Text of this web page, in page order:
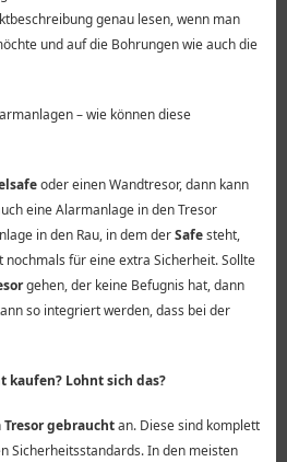
genau lesen, wenn man
und auf die Bohrungen wie auch die
– wie können diese
oder einen Wandtresor, dann kann
eine Alarmanlage in den Tresor
in den Rau, in dem derSafesteht,
nochmals für eine extra Sicherheit. Sollte
gehen, der keine Befugnis hat, dann
so integriert werden, dass bei der
kaufen? Lohnt sich das?
Tresor gebrauchtan. Diese sind komplett
Sicherheitsstandards. In den meisten